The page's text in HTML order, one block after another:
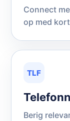
Connect
op med
TLF
Berig